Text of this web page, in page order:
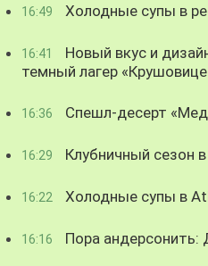
16:49 Холодные супы в
16:41
Новый вкус и
темный лагер
16:36 Спешл-десерт
16:29 Клубничный сезон
16:22 Холодные супы в
16:16 Пора